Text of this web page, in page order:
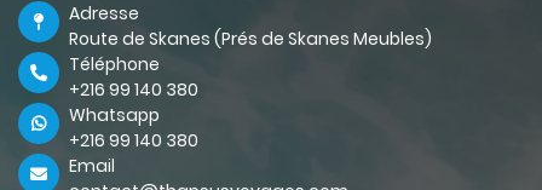
Adresse
Route de Skanes (Prés de Skanes Meubles)
Téléphone
+216 99 140 380
Whatsapp
+216 99 140 380
Email